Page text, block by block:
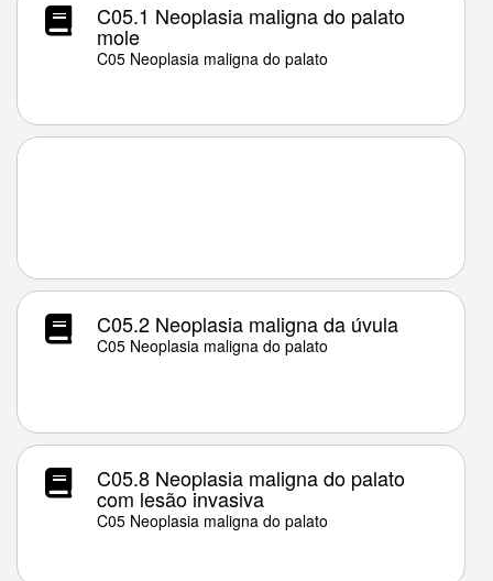
C05.1 Neoplasia maligna do palato
mole
C05 Neoplasia maligna do palato
C05.2 Neoplasia maligna da úvula
C05 Neoplasia maligna do palato
C05.8 Neoplasia maligna do palato
com lesão invasiva
C05 Neoplasia maligna do palato